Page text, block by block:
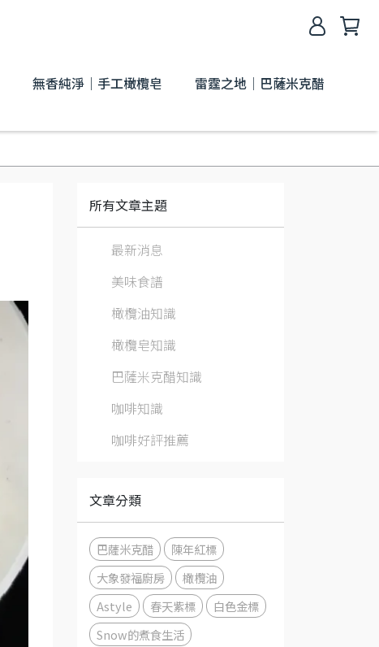
無香純淨｜手工橄欖皂
雷霆之地│巴薩米克醋
所有文章主題
最新消息
美味食譜
橄欖油知識
橄欖皂知識
巴薩米克醋知識
咖啡知識
咖啡好評推薦
文章分類
巴薩米克醋
陳年紅標
大象發福廚房
橄欖油
Astyle
春天紫標
白色金標
Snow的煮食生活